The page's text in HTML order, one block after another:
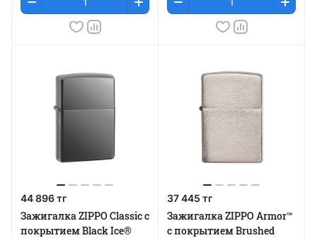
44 896 тг
Зажигалка ZIPPO Classic с
покрытием Black Ice®
37 445 тг
Зажигалка ZIPPO Armor™
c покрытием Brushed